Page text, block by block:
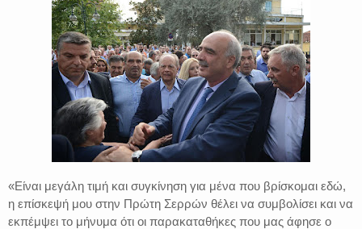
«Είναι μεγάλη τιμή και συγκίνηση για μένα που βρίσκομαι εδώ,
η επίσκεψή μου στην Πρώτη Σερρών θέλει να συμβολίσει και να
εκπέμψει το μήνυμα ότι οι παρακαταθήκες που μας άφησε ο